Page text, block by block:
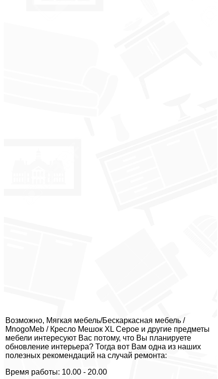
Возможно, Мягкая мебель/Бескаркасная мебель /
MnogoMeb / Кресло Мешок XL Серое и другие предметы
мебели интересуют Вас потому, что Вы планируете
обновление интерьера? Тогда вот Вам одна из наших
полезных рекомендаций на случай ремонта:
Время работы: 10.00 - 20.00